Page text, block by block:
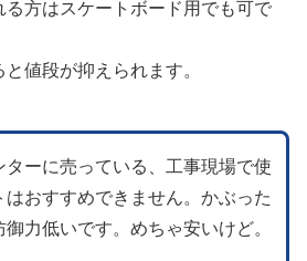
る方はスケートボード用でも可で
値段が抑えられます。
ターに売っている、工事現場で使
はおすすめできません。かぶった
力低いです。めちゃ安いけど。